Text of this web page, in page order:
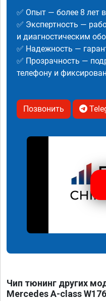
✅ Опыт — более 8 лет
✅ Экспертность —
и диагностическим
✅ Надежность —
✅ Прозрачность —
телефону и
Позвонить
Чип тюнинг других
Mercedes A-class W176